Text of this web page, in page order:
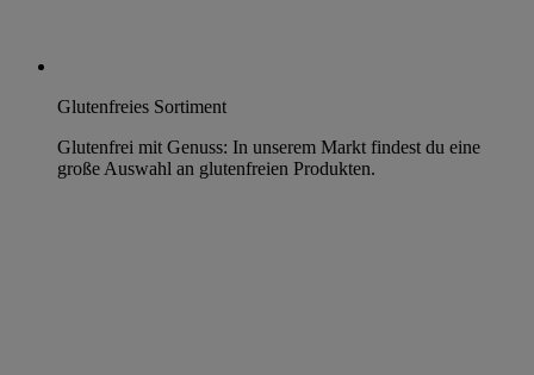
Glutenfreies Sortiment
Glutenfrei mit Genuss: In unserem Markt findest du eine
große Auswahl an glutenfreien Produkten.